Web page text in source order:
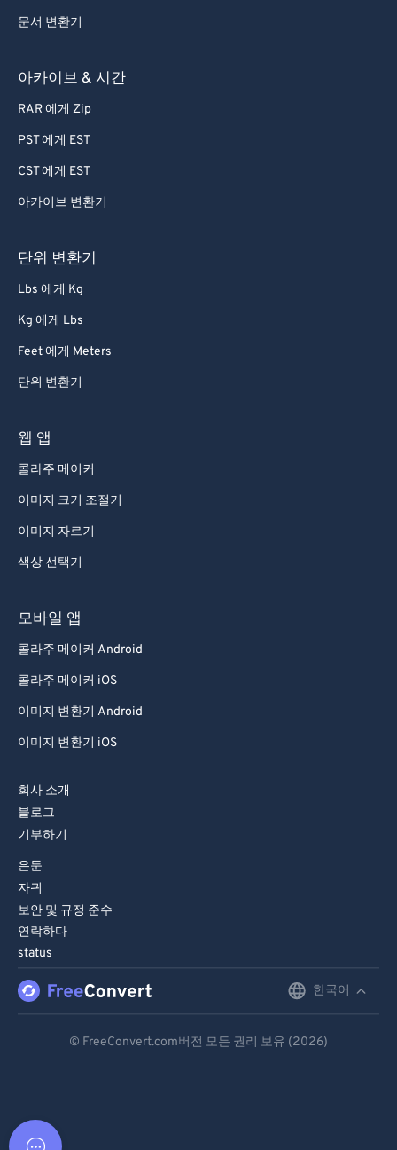
문서 변환기
아카이브 & 시간
RAR 에게 Zip
PST 에게 EST
CST 에게 EST
아카이브 변환기
단위 변환기
Lbs 에게 Kg
Kg 에게 Lbs
Feet 에게 Meters
단위 변환기
웹 앱
콜라주 메이커
이미지 크기 조절기
이미지 자르기
색상 선택기
모바일 앱
콜라주 메이커 Android
콜라주 메이커 iOS
이미지 변환기 Android
이미지 변환기 iOS
회사 소개
블로그
기부하기
은둔
자귀
보안 및 규정 준수
연락하다
status
한국어
© FreeConvert.com버전 모든 권리 보유 (2026)